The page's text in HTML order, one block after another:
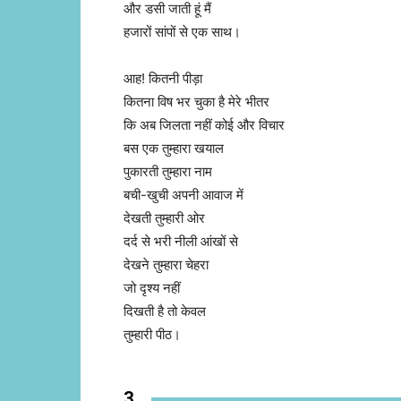
और डसी जाती हूं मैं
हजारों सांपों से एक साथ।
आह! कितनी पीड़ा
कितना विष भर चुका है मेरे भीतर
कि अब जिलता नहीं कोई और विचार
बस एक तुम्हारा खयाल
पुकारती तुम्हारा नाम
बची-खुची अपनी आवाज में
देखती तुम्हारी ओर
दर्द से भरी नीली आंखों से
देखने तुम्हारा चेहरा
जो दृश्य नहीं
दिखती है तो केवल
तुम्हारी पीठ।